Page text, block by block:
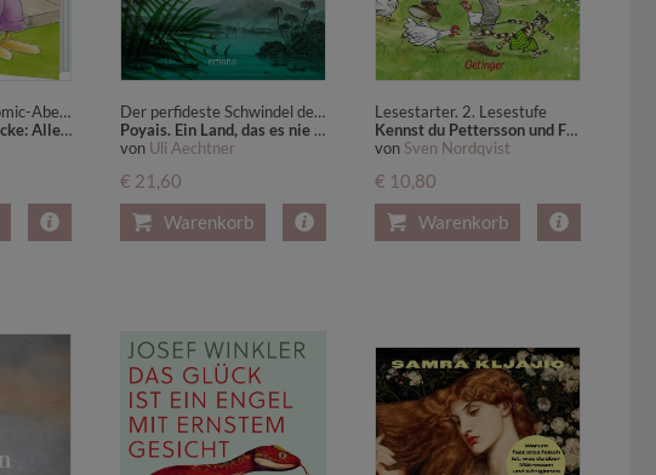
Mein allererstes Comic-Abenteuer | Comic-Vorlesebuch ab 5 Jahren, perfekt als Start ins Lesenlernen
Der kleine Rabe Socke: Alles wieder beste Freunde!
Der perfideste Schwindel des 19. Jahrhunderts: der legendäre Poyais-Betrug erstmals in einem packenden Roman erzählt
Poyais. Ein Land, das es nie gab
von Uli Aechtner
€ 21,60
Warenkorb
Lesestarter. 2. Lesestufe
Kennst du Pettersson und Findus? Zwei Abenteuer in einem Band
von Sven Nordqvist
€ 10,80
Warenkorb